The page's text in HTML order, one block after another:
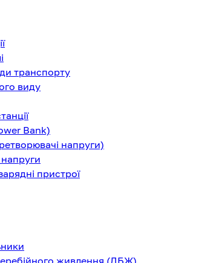
транспорту
виду
Bank)
напруги)
напруги
пристрої
живлення (ДБЖ)